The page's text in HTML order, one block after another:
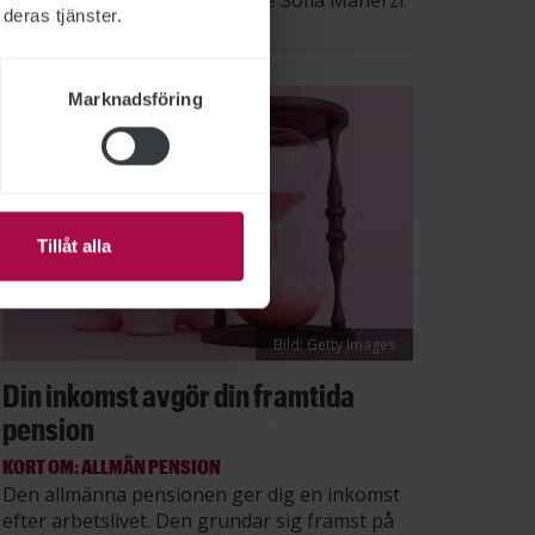
tjänster.
Marknadsföring
Tillåt alla
Bild: Getty Images
Din inkomst avgör din framtida
pension
KORT OM: ALLMÄN PENSION
Den allmänna pensionen ger dig en inkomst
efter arbetslivet. Den grundar sig främst på